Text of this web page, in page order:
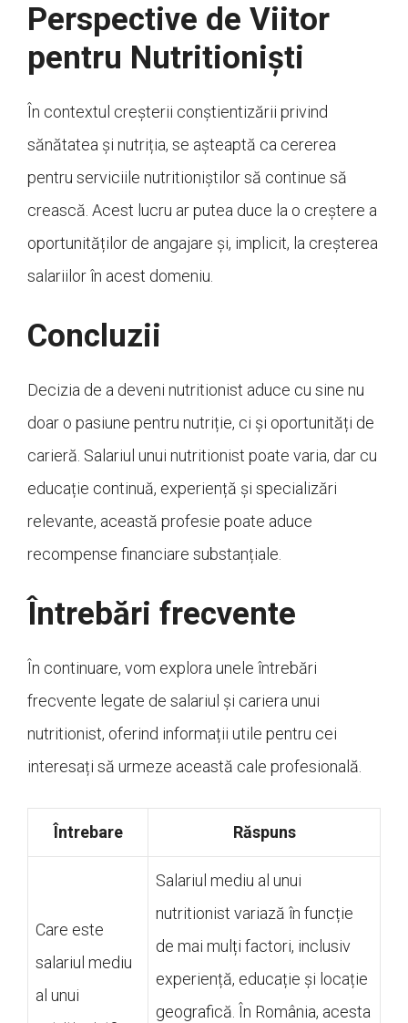
Perspective de Viitor
pentru Nutritioniști
În contextul creșterii conștientizării privind
sănătatea și nutriția, se așteaptă ca cererea
pentru serviciile nutritioniștilor să continue să
crească. Acest lucru ar putea duce la o creștere a
oportunităților de angajare și, implicit, la creșterea
salariilor în acest domeniu.
Concluzii
Decizia de a deveni nutritionist aduce cu sine nu
doar o pasiune pentru nutriție, ci și oportunități de
carieră. Salariul unui nutritionist poate varia, dar cu
educație continuă, experiență și specializări
relevante, această profesie poate aduce
recompense financiare substanțiale.
Întrebări frecvente
În continuare, vom explora unele întrebări
frecvente legate de salariul și cariera unui
nutritionist, oferind informații utile pentru cei
interesați să urmeze această cale profesională.
Întrebare Răspuns
Care este
salariul mediu
al unui
Salariul mediu al unui
nutritionist variază în funcție
de mai mulți factori, inclusiv
experiență, educație și locație
geografică. În România, acesta